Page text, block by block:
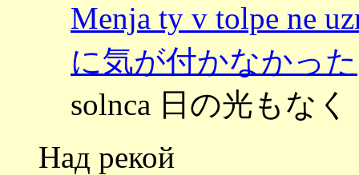
Menja ty v tolpe ne
に気が付かなかった
solnca 日の光もなく
Над рекой